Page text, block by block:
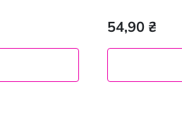
54,90 ₴